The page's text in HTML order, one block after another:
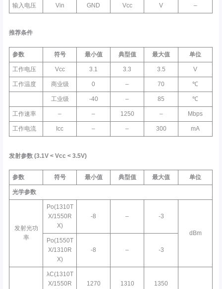
输入电压 Vin GND Vcc V –
推荐条件
参数 符号 最小值 典型值 最大值 单位
工作电压 Vcc 3.1 3.3 3.5 V
工作温度 商业级 0 – 70 ℃
工业级 -40 – 85 ℃
工作速率 – – 1250 – Mbps
工作电流 Icc – – 300 mA
发射参数 (3.1V <Vcc < 3.5V)
参数 符号 最小值 典型值 最大值 单位
光学参数
发射光功
率
Po(1310T
X/1550R
X)
-8 – -3
dBm
Po(1550T
X/1310R
X)
-8 – -3
λC(1310T
X/1550R
1270 1310 1350